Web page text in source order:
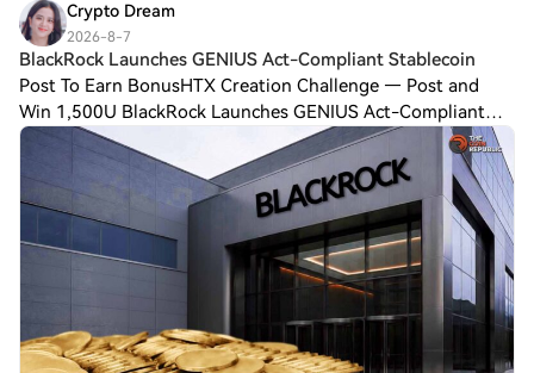
Crypto Dream
2026-8-7
BlackRock Launches GENIUS Act-Compliant Stablecoin
Post To Earn BonusHTX Creation Challenge — Post and
Win 1,500U BlackRock Launches GENIUS Act-Compliant
Stablecoin Funds BlackRock launched two funds, built
especially to serve as GENIUS Act-compliant